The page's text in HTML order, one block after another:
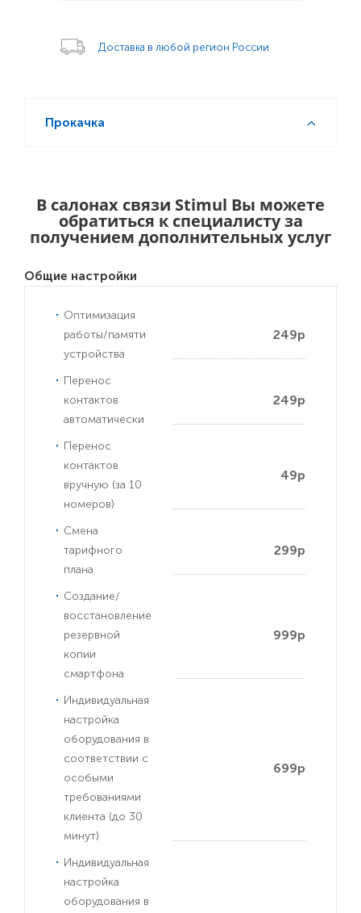
Доставка в любой регион России
Прокачка
В салонах связи Stimul Вы можете
обратиться к специалисту за
получением дополнительных услуг
Общие настройки
Оптимизация
работы/памяти
устройства
249р
Перенос
контактов
автоматически
249р
Перенос
контактов
вручную (за 10
номеров)
49р
Смена
тарифного
плана
299р
Создание/
восстановление
резервной
копии
смартфона
999р
Индивидуальная
настройка
оборудования в
соответствии с
особыми
требованиями
клиента (до 30
минут)
699р
Индивидуальная
настройка
оборудования в